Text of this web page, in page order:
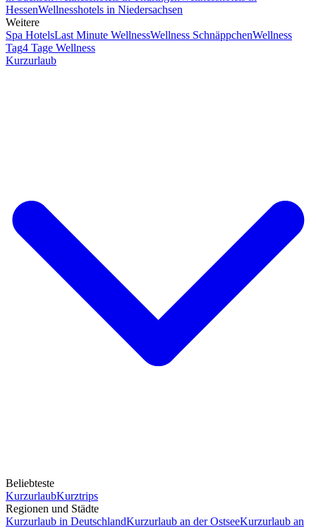
HessenWellnesshotels in Niedersachsen
Weitere
Spa HotelsLast Minute WellnessWellness SchnäppchenWellness
Tag4 Tage Wellness
Kurzurlaub
Beliebteste
KurzurlaubKurztrips
Regionen und Städte
Kurzurlaub in DeutschlandKurzurlaub an der OstseeKurzurlaub an